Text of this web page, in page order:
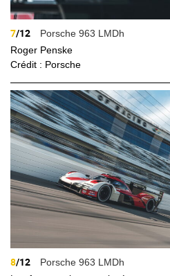
7/12
Porsche 963 LMDh
Roger Penske
Crédit : Porsche
8/12
Porsche 963 LMDh